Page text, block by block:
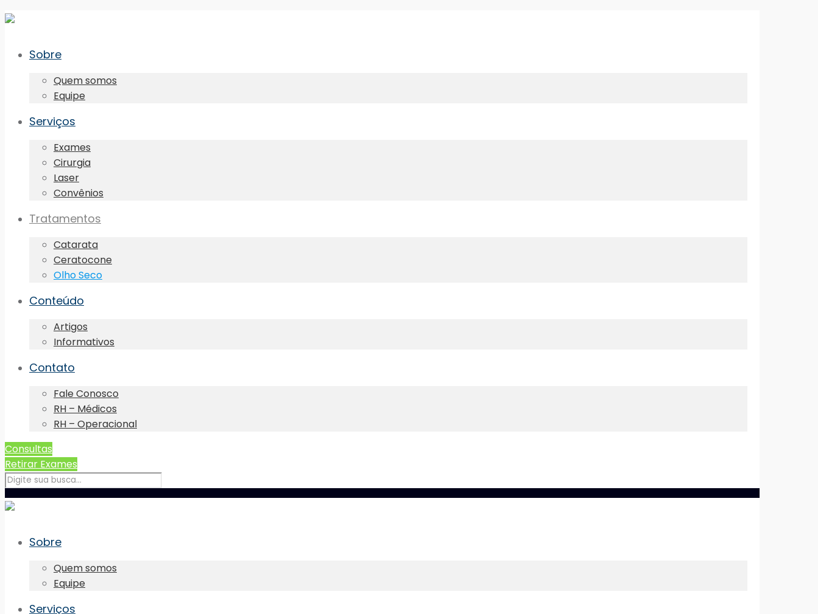
Sobre
Quem somos
Equipe
Serviços
Exames
Cirurgia
Laser
Convênios
Tratamentos
Catarata
Ceratocone
Olho Seco
Conteúdo
Artigos
Informativos
Contato
Fale Conosco
RH – Médicos
RH – Operacional
Consultas
Retirar Exames
Sobre
Quem somos
Equipe
Serviços